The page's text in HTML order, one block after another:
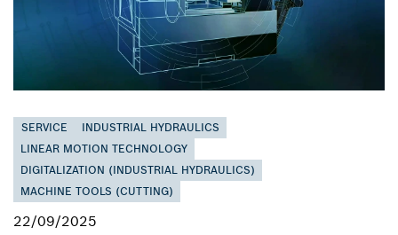
SERVICE
INDUSTRIAL HYDRAULICS
LINEAR MOTION TECHNOLOGY
DIGITALIZATION (INDUSTRIAL HYDRAULICS)
MACHINE TOOLS (CUTTING)
22/09/2025